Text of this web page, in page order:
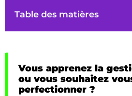
Table des matières
Vous apprenez la
ou vous souhaitez
perfectionner ?